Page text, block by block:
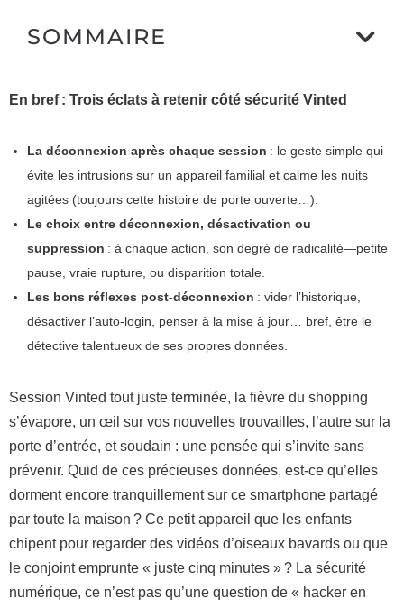
SOMMAIRE
En bref : Trois éclats à retenir côté sécurité Vinted
La déconnexion après chaque session : le geste simple qui
évite les intrusions sur un appareil familial et calme les nuits
agitées (toujours cette histoire de porte ouverte…).
Le choix entre déconnexion, désactivation ou
suppression : à chaque action, son degré de radicalité—petite
pause, vraie rupture, ou disparition totale.
Les bons réflexes post-déconnexion : vider l’historique,
désactiver l’auto-login, penser à la mise à jour… bref, être le
détective talentueux de ses propres données.
Session Vinted tout juste terminée, la fièvre du shopping
s’évapore, un œil sur vos nouvelles trouvailles, l’autre sur la
porte d’entrée, et soudain : une pensée qui s’invite sans
prévenir. Quid de ces précieuses données, est-ce qu’elles
dorment encore tranquillement sur ce smartphone partagé
par toute la maison ? Ce petit appareil que les enfants
chipent pour regarder des vidéos d’oiseaux bavards ou que
le conjoint emprunte « juste cinq minutes » ? La sécurité
numérique, ce n’est pas qu’une question de « hacker en